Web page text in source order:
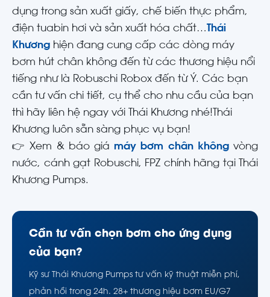
dụng trong sản xuất giấy, chế biến thực phẩm,
điện tuabin hơi và sản xuất hóa chất…
Thái
Khương hiện đang cung cấp các dòng máy
bơm hút chân không đến từ các thương hiệu nổi
tiếng như là Robuschi Robox đến từ Ý. Các bạn
cần tư vấn chi tiết, cụ thể cho nhu cầu của bạn
thì hãy liên hệ ngay với Thái Khương nhé!Thái
Khương luôn sẵn sàng phục vụ bạn!
👉 Xem & báo giá máy bơm chân khôngvòng
nước, cánh gạt Robuschi, FPZ chính hãng tại Thái
Khương Pumps.
Cần tư vấn chọn bơm cho ứng dụng
của bạn?
Kỹ sư Thái Khương Pumps tư vấn kỹ thuật miễn phí,
phản hồi trong 24h. 28+ thương hiệu bơm EU/G7